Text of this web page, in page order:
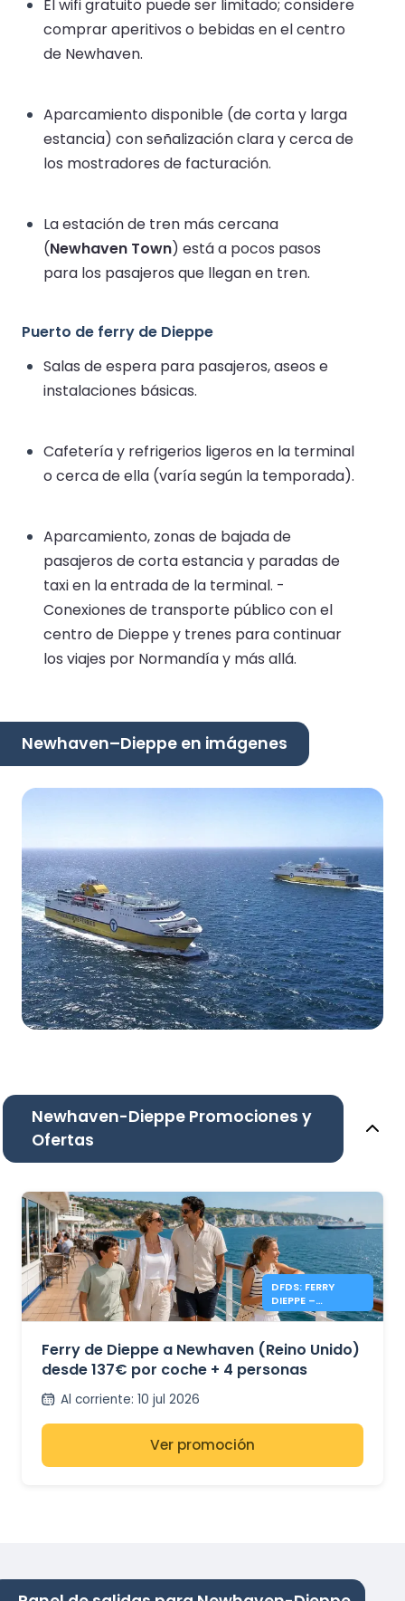
El wifi gratuito puede ser limitado; considere
comprar aperitivos o bebidas en el centro
de Newhaven.
Aparcamiento disponible (de corta y larga
estancia) con señalización clara y cerca de
los mostradores de facturación.
La estación de tren más cercana
(Newhaven Town) está a pocos pasos
para los pasajeros que llegan en tren.
Puerto de ferry de Dieppe
Salas de espera para pasajeros, aseos e
instalaciones básicas.
Cafetería y refrigerios ligeros en la terminal
o cerca de ella (varía según la temporada).
Aparcamiento, zonas de bajada de
pasajeros de corta estancia y paradas de
taxi en la entrada de la terminal. -
Conexiones de transporte público con el
centro de Dieppe y trenes para continuar
los viajes por Normandía y más allá.
Newhaven–Dieppe en imágenes
Newhaven-Dieppe Promociones y
Ofertas
DFDS: FERRY
DIEPPE –
NEWHAVEN DESDE
Ferry de Dieppe a Newhaven (Reino Unido)
desde 137€ por coche + 4 personas
Al corriente: 10 jul 2026
Ver promoción